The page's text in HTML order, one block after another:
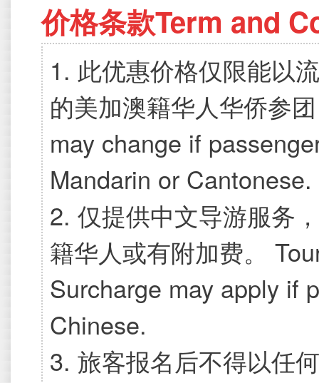
价格条款Term and
1. 此优惠价格仅限能以
的美加澳籍华人华侨参
may change if
Mandarin or Cantonese.
2. 仅提供中文导游服务
籍华人或有附加费。
Surcharge may apply if
Chinese.
3. 旅客报名后不得以任